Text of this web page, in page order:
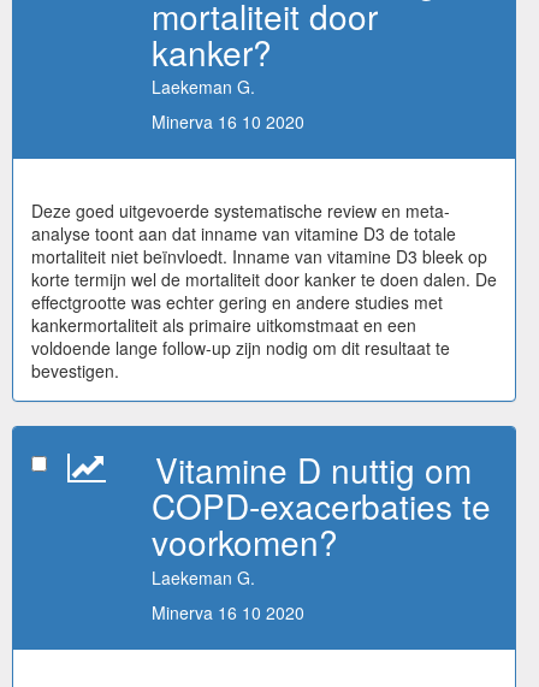
mortaliteit door
kanker?
Laekeman G.
Minerva 16 10 2020
Deze goed uitgevoerde systematische review en meta-
analyse toont aan dat inname van vitamine D3 de totale
mortaliteit niet beïnvloedt. Inname van vitamine D3 bleek op
korte termijn wel de mortaliteit door kanker te doen dalen. De
effectgrootte was echter gering en andere studies met
kankermortaliteit als primaire uitkomstmaat en een
voldoende lange follow-up zijn nodig om dit resultaat te
bevestigen.
Vitamine D nuttig om
COPD-exacerbaties te
voorkomen?
Laekeman G.
Minerva 16 10 2020